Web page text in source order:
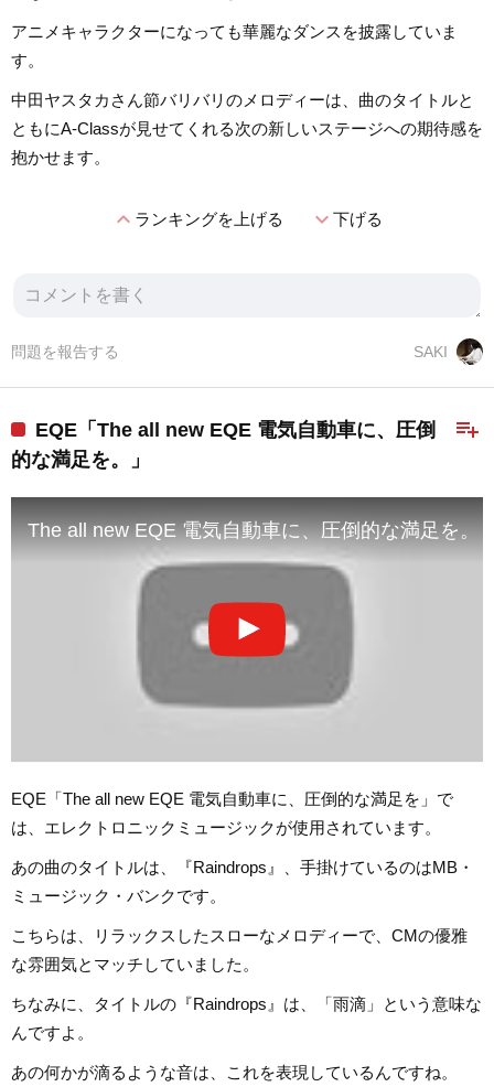
アニメキャラクターになっても華麗なダンスを披露していま
す。
中田ヤスタカさん節バリバリのメロディーは、曲のタイトルと
ともにA-Classが見せてくれる次の新しいステージへの期待感を
抱かせます。
expand_lessランキングを上げる expand_more下げる
SAKI
問題を報告する
playlist_add
EQE「The all new EQE 電気自動車に、圧倒
的な満足を。」
The all new EQE 電気自動車に、圧倒的な満足を。
EQE「The all new EQE 電気自動車に、圧倒的な満足を」で
は、エレクトロニックミュージックが使用されています。
あの曲のタイトルは、『Raindrops』、手掛けているのはMB・
ミュージック・バンクです。
こちらは、リラックスしたスローなメロディーで、CMの優雅
な雰囲気とマッチしていました。
ちなみに、タイトルの『Raindrops』は、「雨滴」という意味な
んですよ。
あの何かが滴るような音は、これを表現しているんですね。